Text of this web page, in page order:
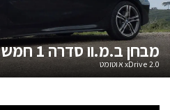
מבחןב.מ.וו סדרה 1 חמש דלתות M135i
2.0 xDrive אוטומט